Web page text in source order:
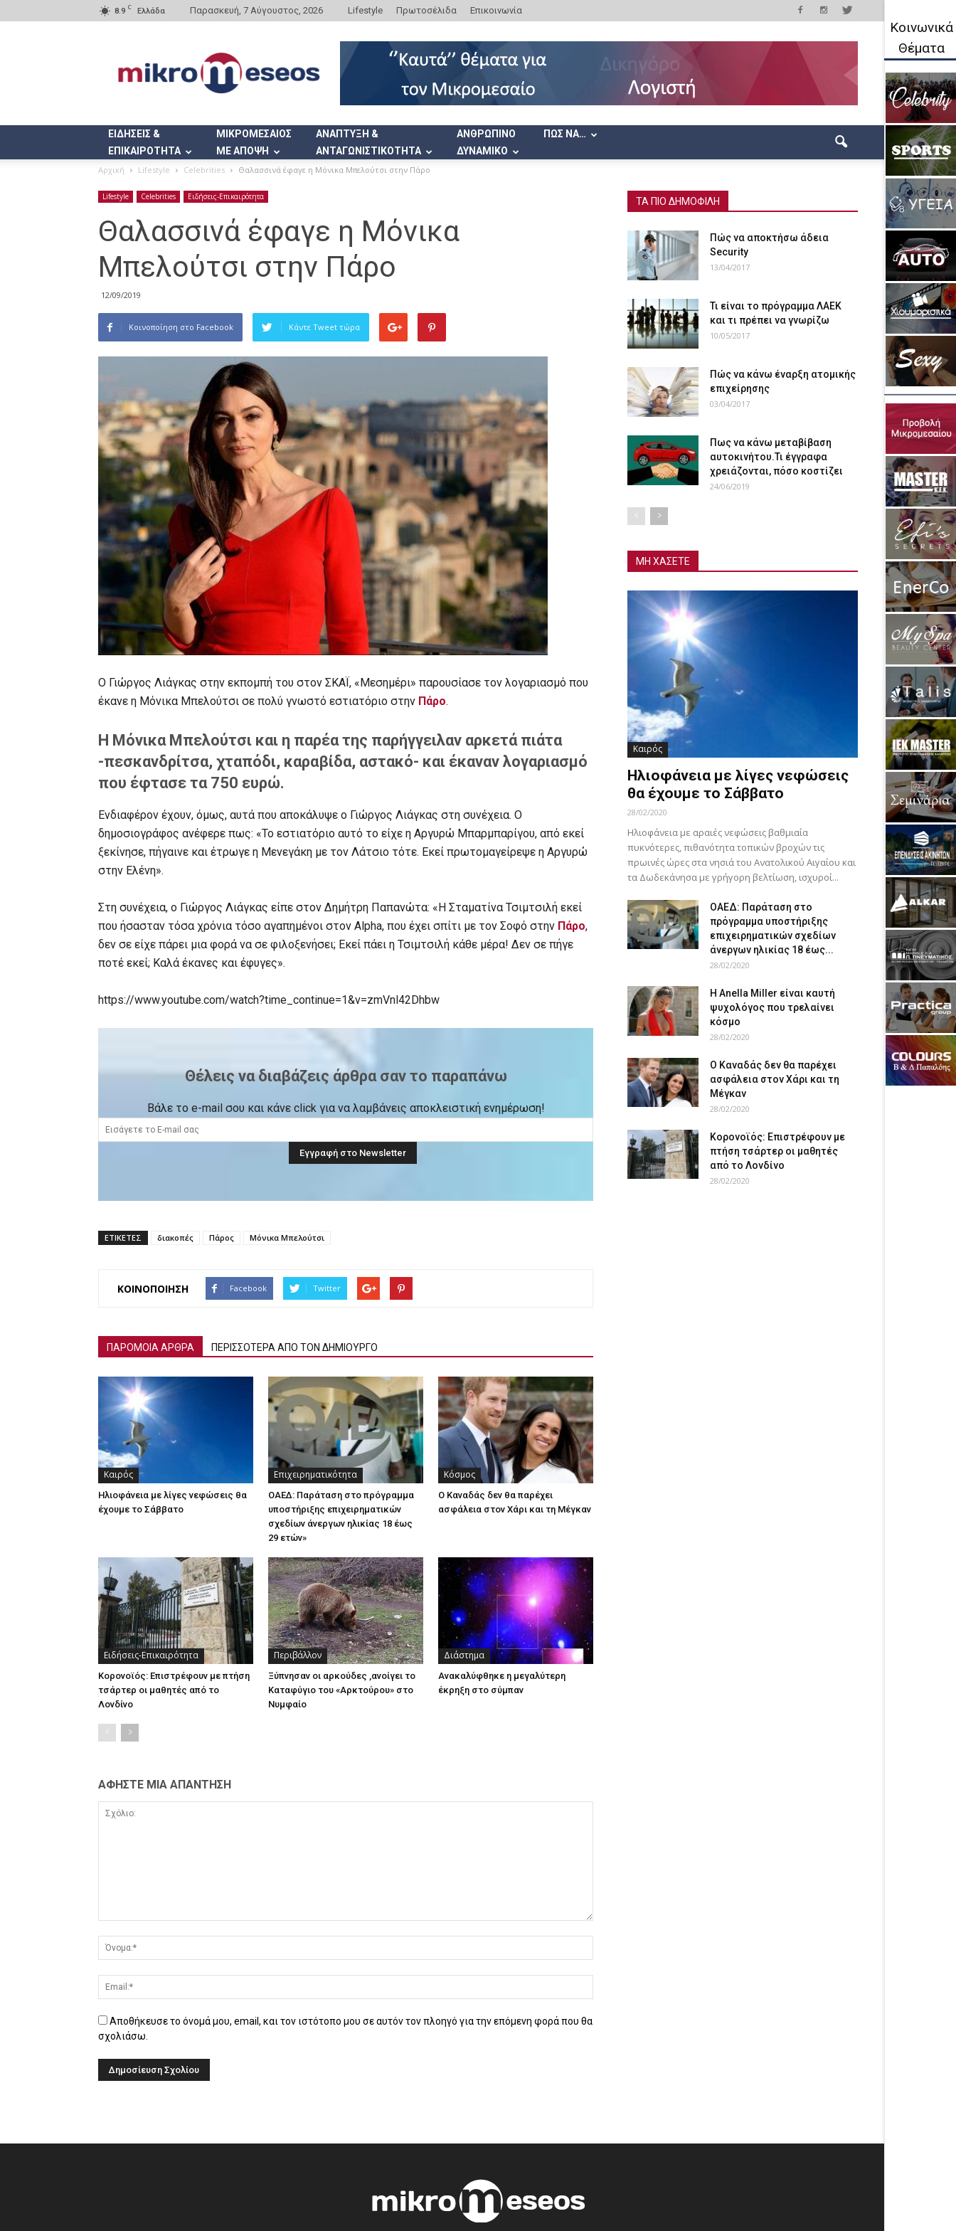
8.9 C Ελλάδα Παρασκευή, 7 Αύγουστος, 2026 Lifestyle Πρωτοσέλιδα Επικοινωνία
ΕΙΔΗΣΕΙΣ &
ΕΠΙΚΑΙΡΟΤΗΤΑ
ΜΙΚΡΟΜΕΣΑΙΟΣ
ΜΕ ΑΠΟΨΗ
ΑΝΑΠΤΥΞΗ &
ΑΝΤΑΓΩΝΙΣΤΙΚΟΤΗΤΑ
ΑΝΘΡΩΠΙΝΟ
ΔΥΝΑΜΙΚΟ
ΠΩΣ ΝΑ…
Αρχική Lifestyle Celebrities Θαλασσινά έφαγε η Μόνικα Μπελούτσι στην Πάρο
Lifestyle Celebrities Ειδήσεις-Επικαιρότητα
Θαλασσινά έφαγε η Μόνικα
Μπελούτσι στην Πάρο
12/09/2019
Κοινοποίηση στο Facebook Κάντε Tweet τώρα
Ο Γιώργος Λιάγκας στην εκπομπή του στον ΣΚΑΪ, «Μεσημέρι» παρουσίασε τον λογαριασμό που
έκανε η Μόνικα Μπελούτσι σε πολύ γνωστό εστιατόριο στην Πάρο.
Η Μόνικα Μπελούτσι και η παρέα της παρήγγειλαν αρκετά πιάτα
-πεσκανδρίτσα, χταπόδι, καραβίδα, αστακό- και έκαναν λογαριασμό
που έφτασε τα 750 ευρώ.
Ενδιαφέρον έχουν, όμως, αυτά που αποκάλυψε ο Γιώργος Λιάγκας στη συνέχεια. Ο
δημοσιογράφος ανέφερε πως: «Το εστιατόριο αυτό το είχε η Αργυρώ Μπαρμπαρίγου, από εκεί
ξεκίνησε, πήγαινε και έτρωγε η Μενεγάκη με τον Λάτσιο τότε. Εκεί πρωτομαγείρεψε η Αργυρώ
στην Ελένη».
Στη συνέχεια, ο Γιώργος Λιάγκας είπε στον Δημήτρη Παπανώτα: «Η Σταματίνα Τσιμτσιλή εκεί
που ήσασταν τόσα χρόνια τόσο αγαπημένοι στον Alpha, που έχει σπίτι με τον Σοφό στην Πάρο,
δεν σε είχε πάρει μια φορά να σε φιλοξενήσει; Εκεί πάει η Τσιμτσιλή κάθε μέρα! Δεν σε πήγε
ποτέ εκεί; Καλά έκανες και έφυγες».
https://www.youtube.com/watch?time_continue=1&v=zmVnl42Dhbw
Θέλεις να διαβάζεις άρθρα σαν το παραπάνω
Βάλε το e-mail σου και κάνε click για να λαμβάνεις αποκλειστική ενημέρωση!
ΕΤΙΚΕΤΕΣ διακοπές Πάρος Μόνικα Μπελούτσι
ΚΟΙΝΟΠΟΙΗΣΗ Facebook Twitter
ΠΑΡΟΜΟΙΑ ΑΡΘΡΑ ΠΕΡΙΣΣΟΤΕΡΑ ΑΠΟ ΤΟΝ ΔΗΜΙΟΥΡΓΟ
Καιρός
Ηλιοφάνεια με λίγες νεφώσεις θα
έχουμε το Σάββατο
Επιχειρηματικότητα
ΟΑΕΔ: Παράταση στο πρόγραμμα
υποστήριξης επιχειρηματικών
σχεδίων άνεργων ηλικίας 18 έως
29 ετών»
Κόσμος
Ο Καναδάς δεν θα παρέχει
ασφάλεια στον Χάρι και τη Μέγκαν
Ειδήσεις-Επικαιρότητα
Κορονοϊός: Επιστρέφουν με πτήση
τσάρτερ οι μαθητές από το
Λονδίνο
Περιβάλλον
Ξύπνησαν οι αρκούδες ,ανοίγει το
Καταφύγιο του «Αρκτούρου» στο
Νυμφαίο
Διάστημα
Ανακαλύφθηκε η μεγαλύτερη
έκρηξη στο σύμπαν
ΑΦΗΣΤΕ ΜΙΑ ΑΠΑΝΤΗΣΗ
Αποθήκευσε το όνομά μου, email, και τον ιστότοπο μου σε αυτόν τον πλοηγό για την επόμενη φορά που θα
σχολιάσω.
ΤΑ ΠΙΟ ΔΗΜΟΦΙΛΗ
Πώς να αποκτήσω άδεια
Security
13/04/2017
Τι είναι το πρόγραμμα ΛΑΕΚ
και τι πρέπει να γνωρίζω
10/05/2017
Πώς να κάνω έναρξη ατομικής
επιχείρησης
03/04/2017
Πως να κάνω μεταβίβαση
αυτοκινήτου.Τι έγγραφα
χρειάζονται, πόσο κοστίζει
24/06/2019
ΜΗ ΧΑΣΕΤΕ
Καιρός
Ηλιοφάνεια με λίγες νεφώσεις
θα έχουμε το Σάββατο
28/02/2020
Ηλιοφάνεια με αραιές νεφώσεις βαθμιαία
πυκνότερες, πιθανότητα τοπικών βροχών τις
πρωινές ώρες στα νησιά του Ανατολικού Αιγαίου και
τα Δωδεκάνησα με γρήγορη βελτίωση, ισχυροί...
ΟΑΕΔ: Παράταση στο
πρόγραμμα υποστήριξης
επιχειρηματικών σχεδίων
άνεργων ηλικίας 18 έως...
28/02/2020
Η Anella Miller είναι καυτή
ψυχολόγος που τρελαίνει
κόσμο
28/02/2020
Ο Καναδάς δεν θα παρέχει
ασφάλεια στον Χάρι και τη
Μέγκαν
28/02/2020
Κορονοϊός: Επιστρέφουν με
πτήση τσάρτερ οι μαθητές
από το Λονδίνο
28/02/2020
Κοινωνικά
Θέματα